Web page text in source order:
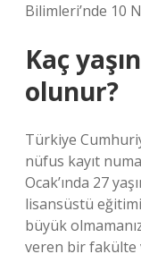
Bilimleri’nde 10
Kaç
olunur?
Türkiye
nüfus kayıt
Ocak’ında 27
lisansüstü
büyük
veren bir fakülte